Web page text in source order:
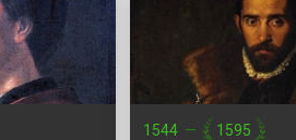
1544 — 1595